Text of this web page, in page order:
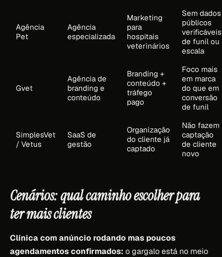
Agência
Pet
Agência
especializada
Marketing
para
hospitais
veterinários
Sem dados
públicos
verificáveis
de funil ou
escala
Gvet
Agência de
branding e
conteúdo
Branding +
conteúdo +
tráfego
pago
Foco mais
em marca
do que em
conversão
de funil
SimplesVet
/ Vetus
SaaS de
gestão
Organização
do cliente já
captado
Não fazem
captação
de cliente
novo
Cenários: qual caminho escolher para
ter mais clientes
Clínica com anúncio rodando mas poucos
agendamentos confirmados: o gargalo está no meio